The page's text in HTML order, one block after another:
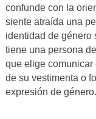
confunde con la
siente atraída una
identidad de género
tiene una persona
que elige comunicar
de su vestimenta o
expresión de género.